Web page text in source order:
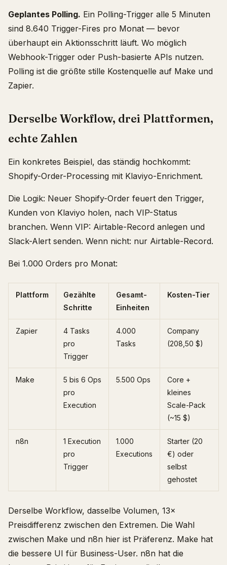
Geplantes Polling. Ein Polling-Trigger alle 5 Minuten
sind 8.640 Trigger-Fires pro Monat — bevor
überhaupt ein Aktionsschritt läuft. Wo möglich
Webhook-Trigger oder Push-basierte APIs nutzen.
Polling ist die größte stille Kostenquelle auf Make und
Zapier.
Derselbe Workflow, drei Plattformen,
echte Zahlen
Ein konkretes Beispiel, das ständig hochkommt:
Shopify-Order-Processing mit Klaviyo-Enrichment.
Die Logik: Neuer Shopify-Order feuert den Trigger,
Kunden von Klaviyo holen, nach VIP-Status
branchen. Wenn VIP: Airtable-Record anlegen und
Slack-Alert senden. Wenn nicht: nur Airtable-Record.
Bei 1.000 Orders pro Monat:
Plattform
Gezählte
Schritte
Gesamt-
Einheiten
Kosten-Tier
Zapier
4 Tasks
pro
Trigger
4.000
Tasks
Company
(208,50 $)
Make
5 bis 6 Ops
pro
Execution
5.500 Ops
Core +
kleines
Scale-Pack
(~15 $)
n8n
1 Execution
pro
Trigger
1.000
Executions
Starter (20
€) oder
selbst
gehostet
Derselbe Workflow, dasselbe Volumen, 13×
Preisdifferenz zwischen den Extremen. Die Wahl
zwischen Make und n8n hier ist Präferenz. Make hat
die bessere UI für Business-User. n8n hat die